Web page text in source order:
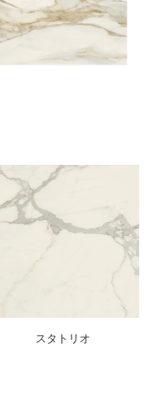
スタトリオ